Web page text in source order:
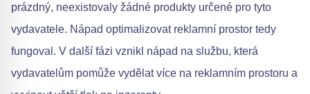
prázdný, neexistovaly žádné produkty určené pro tyto
vydavatele. Nápad optimalizovat reklamní prostor tedy
fungoval. V další fázi vznikl nápad na službu, která
vydavatelům pomůže vydělat více na reklamním prostoru a